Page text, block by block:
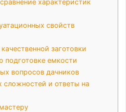
характеристик
свойств
заготовки
подготовке емкости
вопросов дачников
сложностей и ответы на